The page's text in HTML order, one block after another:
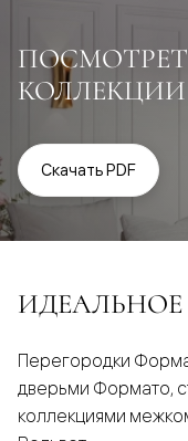
Скачать PDF
Перегородки
дверьми Формато,
коллекциями